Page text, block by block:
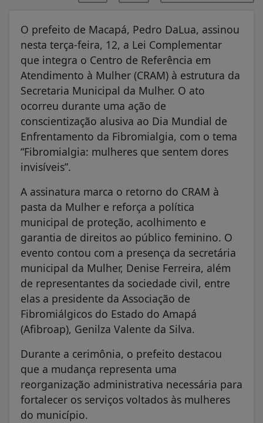
O prefeito de Macapá, Pedro DaLua, assinou
nesta terça-feira, 12, a Lei Complementar
que integra o Centro de Referência em
Atendimento à Mulher (CRAM) à estrutura da
Secretaria Municipal da Mulher. O ato
ocorreu durante uma ação de
conscientização alusiva ao Dia Mundial de
Enfrentamento da Fibromialgia, com o tema
“Fibromialgia: mulheres que sentem dores
invisíveis”.
A assinatura marca o retorno do CRAM à
pasta da Mulher e reforça a política
municipal de proteção, acolhimento e
garantia de direitos ao público feminino. O
evento contou com a presença da secretária
municipal da Mulher, Denise Ferreira, além
de representantes da sociedade civil, entre
elas a presidente da Associação de
Fibromiálgicos do Estado do Amapá
(Afibroap), Genilza Valente da Silva.
Durante a cerimônia, o prefeito destacou
que a mudança representa uma
reorganização administrativa necessária para
fortalecer os serviços voltados às mulheres
do município.